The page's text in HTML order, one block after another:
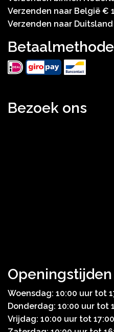
Verzenden naar België €
Verzenden naar Duitsland
Bezoek ons
Openingstijden
Woensdag: 10:00 uur tot
Donderdag: 10:00 uur tot
Vrijdag: 10:00 uur tot